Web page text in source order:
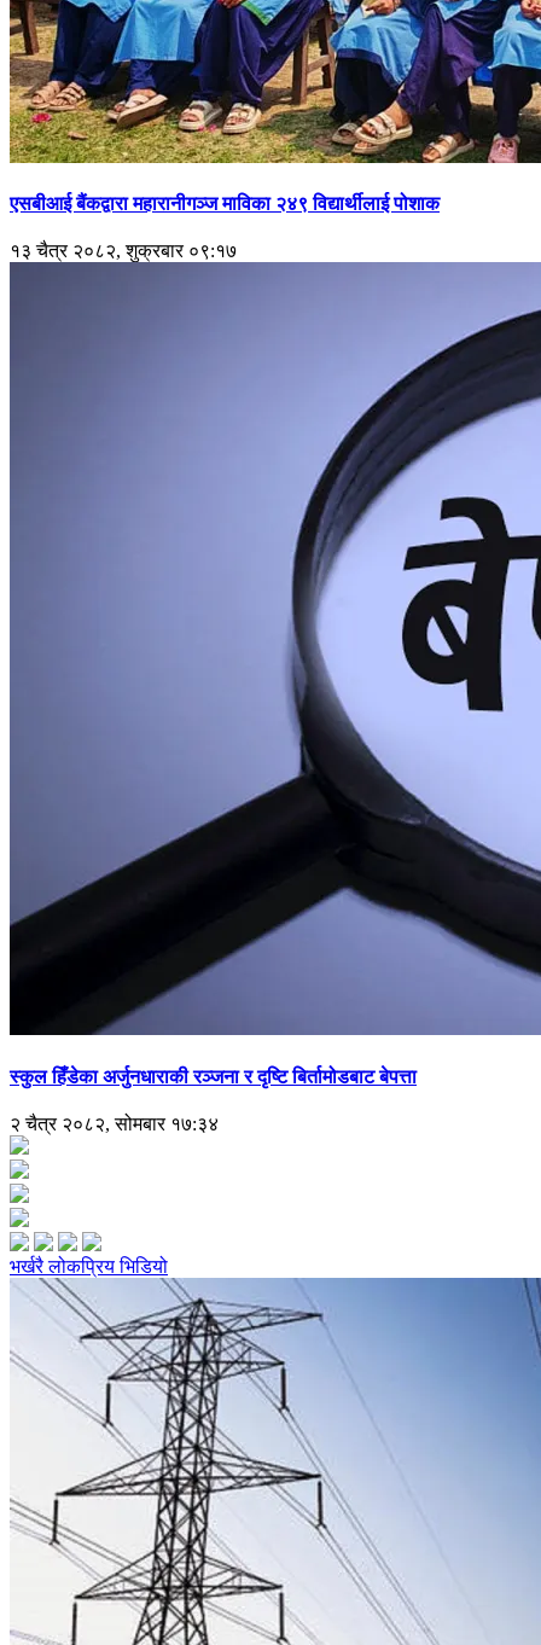
एसबीआई बैंकद्वारा महारानीगञ्ज माविका २४९ विद्यार्थीलाई पोशाक
१३ चैत्र २०८२, शुक्रबार ०९:१७
स्कुल हिँडेका अर्जुनधाराकी रञ्जना र दृष्टि बिर्तामोडबाट बेपत्ता
२ चैत्र २०८२, सोमबार १७:३४
भर्खरैलोकप्रियभिडियो